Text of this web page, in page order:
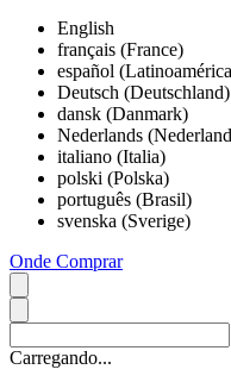
English
français (France)
español
Deutsch (Deutschland)
dansk (Danmark)
Nederlands
italiano (Italia)
polski (Polska)
português (Brasil)
svenska (Sverige)
Onde Comprar
Carregando...